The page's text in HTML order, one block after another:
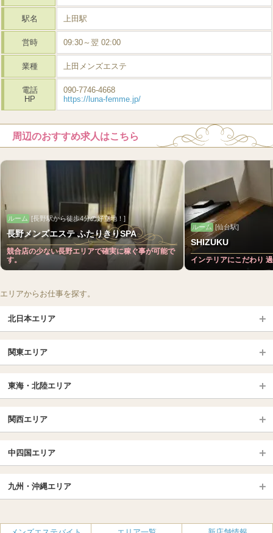
駅名 上田駅
営時 09:30～翌 02:00
業種 上田メンズエステ
電話
HP
090-7746-4668
https://luna-femme.jp/
周辺のおすすめ求人はこちら
ルーム [長野駅から徒歩4分の好立地！]
長野メンズエステ ふたりきりSPA
競合店の少ない長野エリアで確実に稼ぐ事が可能で
す。
ルーム [仙台駅]
SHIZUKU
インテリアにこだわり
エリアからお仕事を探す。
北日本エリア
北海道（札幌・旭川・函館）
青森
岩手 (盛岡・北上)
福島 (いわき・郡山)
山形
長野・松本・上田
群馬（伊勢崎・高崎・前橋）
関東エリア
大宮・浦和・川口
越谷・春日部
千葉TOP
松戸・柏
池袋・大塚
新宿
東海・北陸エリア
愛知（名古屋）
岐阜県
北陸
名古屋TOP
丸の内・久屋・高岳
大須・上前津・鶴舞
関西エリア
京都駅・伏見区
烏丸御池駅
四条烏丸・河原町・祇園四条
三条・京都市役所前
大阪エリア
中四国エリア
広島
岡山
九州・沖縄エリア